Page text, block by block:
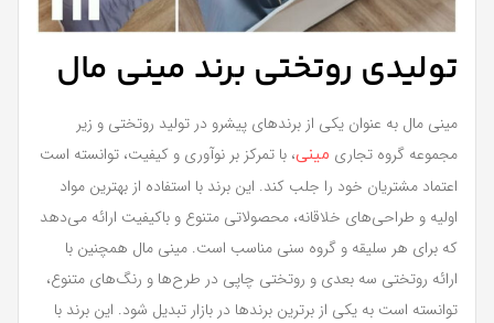
تولیدی روتختی برند مینی مال
مینی مال به عنوان یکی از برندهای پیشرو در تولید روتختی و زیر
مجموعه گروه تجاری مینی، با تمرکز بر نوآوری و کیفیت، توانسته است
اعتماد مشتریان خود را جلب کند. این برند با استفاده از بهترین مواد
اولیه و طراحی‌های خلاقانه، محصولاتی متنوع و باکیفیت ارائه می‌دهد
که برای هر سلیقه و گروه سنی مناسب است. مینی مال همچنین با
ارائه روتختی سه بعدی و روتختی چاپی در طرح‌ها و رنگ‌های متنوع،
توانسته است به یکی از برترین برندها در بازار تبدیل شود. این برند با